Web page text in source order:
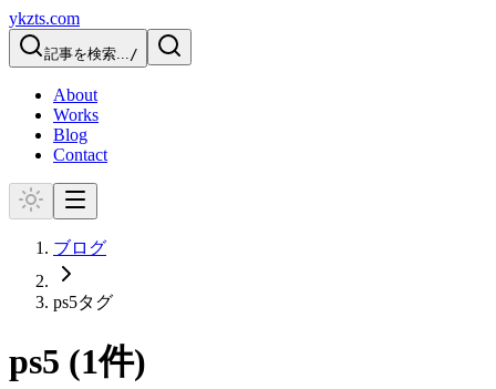
ykzts.com
記事を検索.../
About
Works
Blog
Contact
ブログ
ps5タグ
ps5 (1件)